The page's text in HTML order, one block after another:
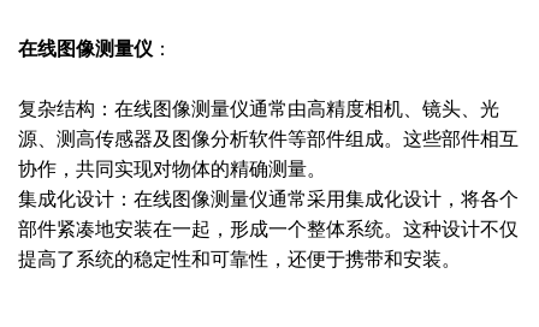
在线图像测量仪 ：
复杂结构：在线图像测量仪通常由高精度相机、镜头、光
源、测高传感器及图像分析软件等部件组成。这些部件相互
协作，共同实现对物体的精确测量。
集成化设计：在线图像测量仪通常采用集成化设计，将各个
部件紧凑地安装在一起，形成一个整体系统。这种设计不仅
提高了系统的稳定性和可靠性，还便于携带和安装。